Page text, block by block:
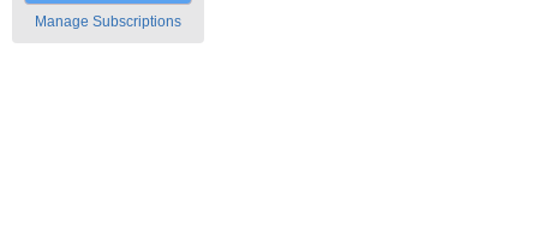
Manage Subscriptions